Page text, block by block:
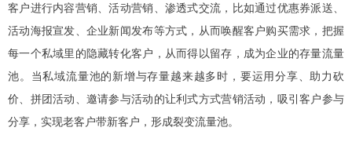
客户进行内容营销、活动营销、渗透式交流，比如通过优惠券派送、
活动海报宣发、企业新闻发布等方式，从而唤醒客户购买需求，把握
每一个私域里的隐藏转化客户，从而得以留存，成为企业的存量流量
池。当私域流量池的新增与存量越来越多时，要运用分享、助力砍
价、拼团活动、邀请参与活动的让利式方式营销活动，吸引客户参与
分享，实现老客户带新客户，形成裂变流量池。